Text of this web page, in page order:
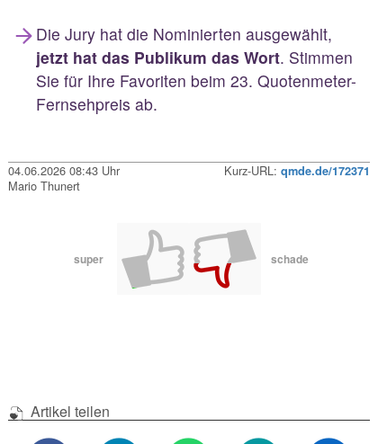
Die Jury hat die Nominierten ausgewählt,
jetzt hat das Publikum das Wort. Stimmen
Sie für Ihre Favoriten beim 23. Quotenmeter-
Fernsehpreis ab.
04.06.2026 08:43 Uhr Kurz-URL: qmde.de/172371
Mario Thunert
super schade
Artikel teilen